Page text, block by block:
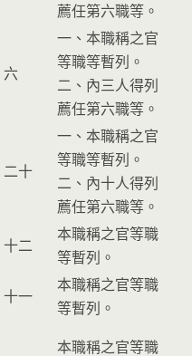
薦任第六職等。
六
一、本職稱之官
等職等暫列。
二、內三人得列
薦任第六職等。
二十
一、本職稱之官
等職等暫列。
二、內十人得列
薦任第六職等。
十二
本職稱之官等職
等暫列。
十一
本職稱之官等職
等暫列。
本職稱之官等職